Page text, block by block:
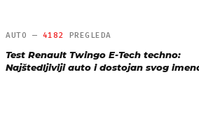
AUTO — 4182 PREGLEDA
Test Renault Twingo E-Tech techno:
Najštedljiviji auto i dostojan svog